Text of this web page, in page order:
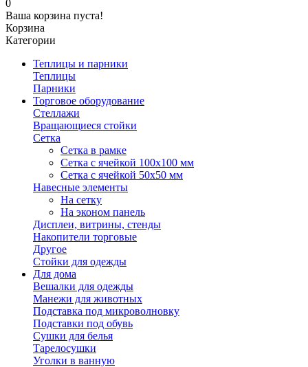
0
Ваша корзина пуста!
Корзина
Категории
Теплицы и парники
Теплицы
Парники
Торговое оборудование
Стеллажи
Вращающиеся стойки
Сетка
Сетка в рамке
Сетка с ячейкой 100х100 мм
Сетка с ячейкой 50х50 мм
Навесные элементы
На сетку
На эконом панель
Дисплеи, витрины, стенды
Накопители торговые
Другое
Стойки для одежды
Для дома
Вешалки для одежды
Манежи для животных
Подставка под микроволновку
Подставки под обувь
Сушки для белья
Тарелосушки
Уголки в ванную